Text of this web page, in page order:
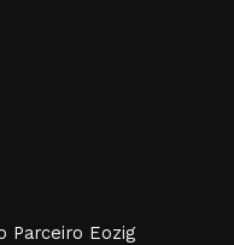
Parceiro Eozig